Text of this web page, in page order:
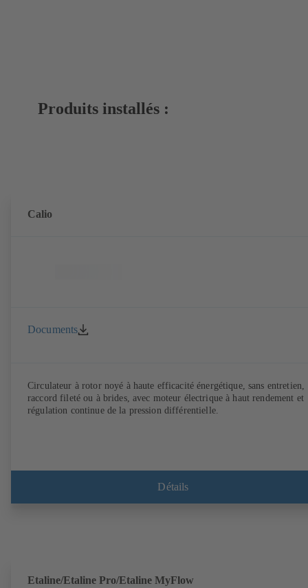
Produits installés :
Calio
Documents
Circulateur à rotor noyé à haute efficacité énergétique, sans entretien,
raccord fileté ou à brides, avec moteur électrique à haut rendement et
régulation continue de la pression différentielle.
Détails
Etaline/Etaline Pro/Etaline MyFlow